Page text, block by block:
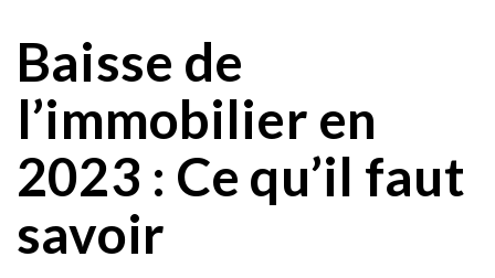
Baisse de
l’immobilier en
2023 : Ce qu’il faut
savoir